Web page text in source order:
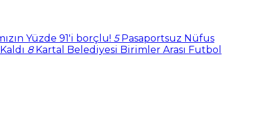
Yüzde 91'i borçlu! 5 Pasaportsuz Nüfus
8 Kartal Belediyesi Birimler Arası Futbol